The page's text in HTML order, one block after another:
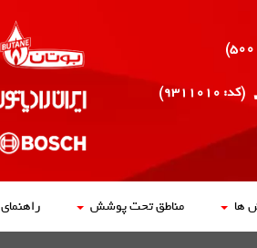
(کد: ۹۳۱۱۰۱۰)
ها مناطق تحت پوشش